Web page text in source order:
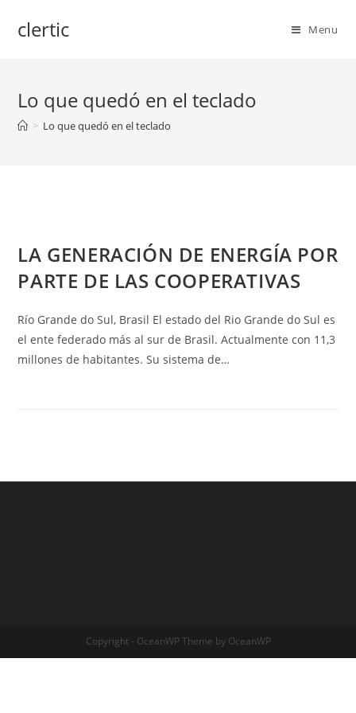
clertic Menu
Lo que quedó en el teclado
> Lo que quedó en el teclado
LA GENERACIÓN DE ENERGÍA POR
PARTE DE LAS COOPERATIVAS
Río Grande do Sul, Brasil El estado del Rio Grande do Sul es
el ente federado más al sur de Brasil. Actualmente con 11,3
millones de habitantes. Su sistema de…
Copyright - OceanWP Theme by OceanWP